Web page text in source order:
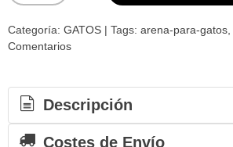
Categoría: GATOS | Tags: arena-para-gatos
Comentarios
Descripción
Costes de Envío